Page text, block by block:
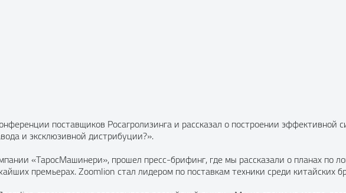
поставщиков Росагролизинга и рассказал о построении эффективной
и эксклюзивной дистрибуции?».
«ТаросМашинери», прошел пресс-брифинг, где мы рассказали о планах по
премьерах. Zoomlion стал лидером по поставкам техники среди китайских